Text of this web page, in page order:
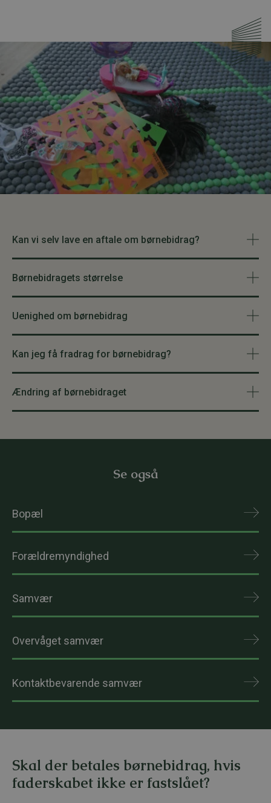
Kan vi selv lave en aftale om børnebidrag?
Børnebidragets størrelse
Uenighed om børnebidrag
Kan jeg få fradrag for børnebidrag?
Ændring af børnebidraget
Se også
Bopæl
Forældremyndighed
Samvær
Overvåget samvær
Kontaktbevarende samvær
Skal der betales børnebidrag, hvis
faderskabet ikke er fastslået?